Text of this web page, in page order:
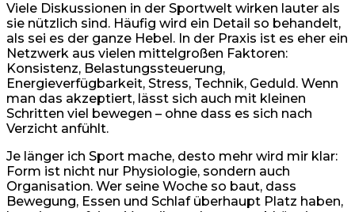
Viele Diskussionen in der Sportwelt wirken lauter als
sie nützlich sind. Häufig wird ein Detail so behandelt,
als sei es der ganze Hebel. In der Praxis ist es eher ein
Netzwerk aus vielen mittelgroßen Faktoren:
Konsistenz, Belastungssteuerung,
Energieverfügbarkeit, Stress, Technik, Geduld. Wenn
man das akzeptiert, lässt sich auch mit kleinen
Schritten viel bewegen – ohne dass es sich nach
Verzicht anfühlt.
Je länger ich Sport mache, desto mehr wird mir klar:
Form ist nicht nur Physiologie, sondern auch
Organisation. Wer seine Woche so baut, dass
Bewegung, Essen und Schlaf überhaupt Platz haben,